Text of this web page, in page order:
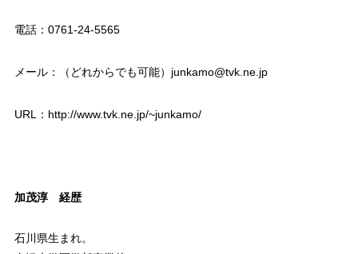
電話：0761-24-5565
メール：（どれからでも可能）junkamo@tvk.ne.jp
URL：http://www.tvk.ne.jp/~junkamo/
加茂淳 経歴
石川県生まれ。